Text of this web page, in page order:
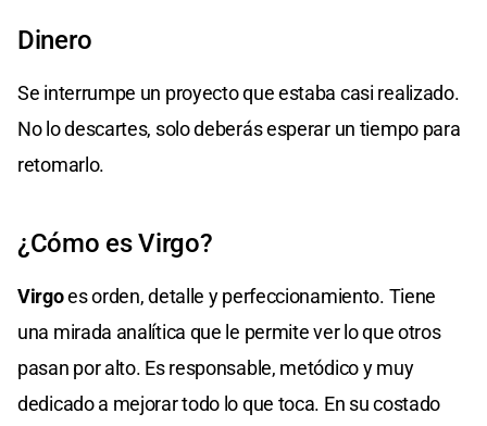
Dinero
Se interrumpe un proyecto que estaba casi realizado.
No lo descartes, solo deberás esperar un tiempo para
retomarlo.
¿Cómo es Virgo?
Virgoes orden, detalle y perfeccionamiento. Tiene
una mirada analítica que le permite ver lo que otros
pasan por alto. Es responsable, metódico y muy
dedicado a mejorar todo lo que toca. En su costado